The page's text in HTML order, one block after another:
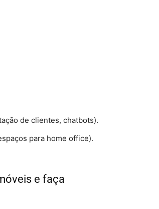
de clientes, chatbots).
para home office).
e faça